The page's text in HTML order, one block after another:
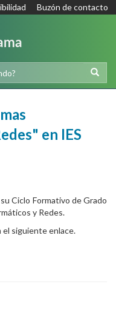
Buzón de contacto
en IES
Ciclo Formativo de Grado
y Redes.
siguiente enlace.